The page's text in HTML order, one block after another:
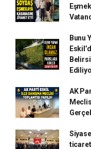
Bunu
AK